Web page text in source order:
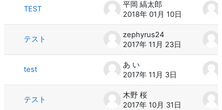
TEST
平岡 縞太郎
2018年 01月 10日
テスト
zephyrus24
2017年 11月 23日
test
あ い
2017年 11月 3日
テスト
木野 桜
2017年 10月 31日